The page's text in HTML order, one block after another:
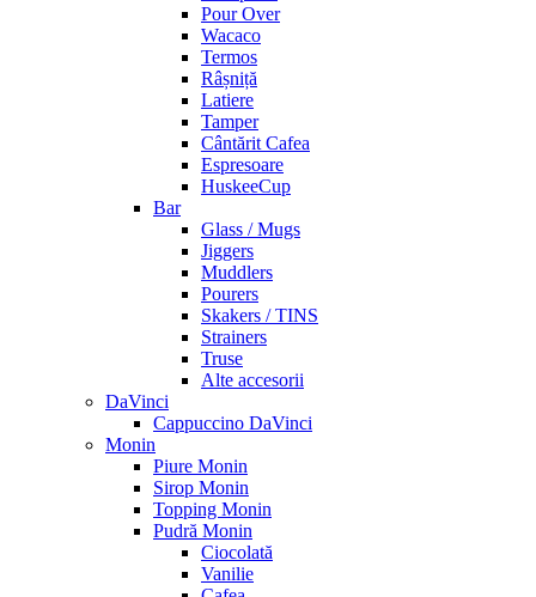
Pour Over
Wacaco
Termos
Râșniță
Latiere
Tamper
Cântărit Cafea
Espresoare
HuskeeCup
Bar
Glass / Mugs
Jiggers
Muddlers
Pourers
Skakers / TINS
Strainers
Truse
Alte accesorii
DaVinci
Cappuccino DaVinci
Monin
Piure Monin
Sirop Monin
Topping Monin
Pudră Monin
Ciocolată
Vanilie